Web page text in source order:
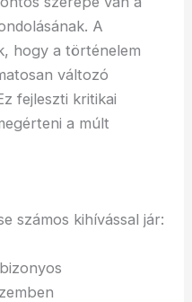
A
hogy a történelem
változó
fejleszti kritikai
a múlt
számos kihívással jár: